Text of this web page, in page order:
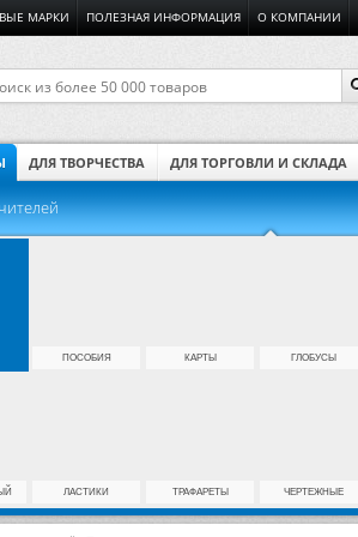
МАРКИ ПОЛЕЗНАЯ ИНФОРМАЦИЯ О КОМПАНИИ
ДЛЯ ТВОРЧЕСТВА ДЛЯ ТОРГОВЛИ И СКЛАДА
ПОСОБИЯ КАРТЫ ГЛОБУСЫ
ЛАСТИКИ ТРАФАРЕТЫ ЧЕРТЕЖНЫЕ